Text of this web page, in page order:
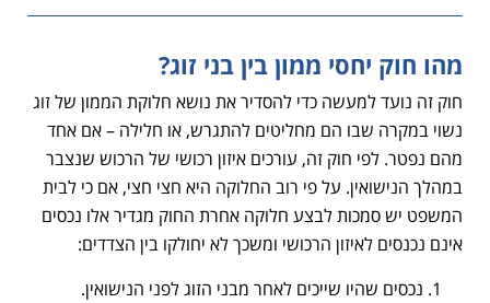
מהו חוק יחסי ממון בין בני זוג?
חוק זה נועד למעשה כדי להסדיר את נושא חלוקת הממון של זוג
נשוי במקרה שבו הם מחליטים להתגרש, או חלילה – אם אחד
מהם נפטר. לפי חוק זה, עורכים איזון רכושי של הרכוש שנצבר
במהלך הנישואין. על פי רוב החלוקה היא חצי חצי, אם כי לבית
המשפט יש סמכות לבצע חלוקה אחרת החוק מגדיר אלו נכסים
אינם נכנסים לאיזון הרכושי ומשכך לא יחולקו בין הצדדים:
נכסים שהיו שייכים לאחר מבני הזוג לפני הנישואין.